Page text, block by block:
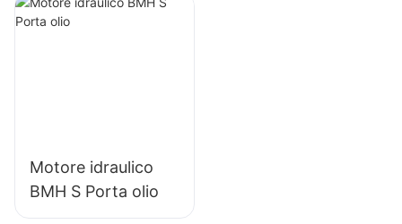
Motore idraulico
BMH S Porta olio